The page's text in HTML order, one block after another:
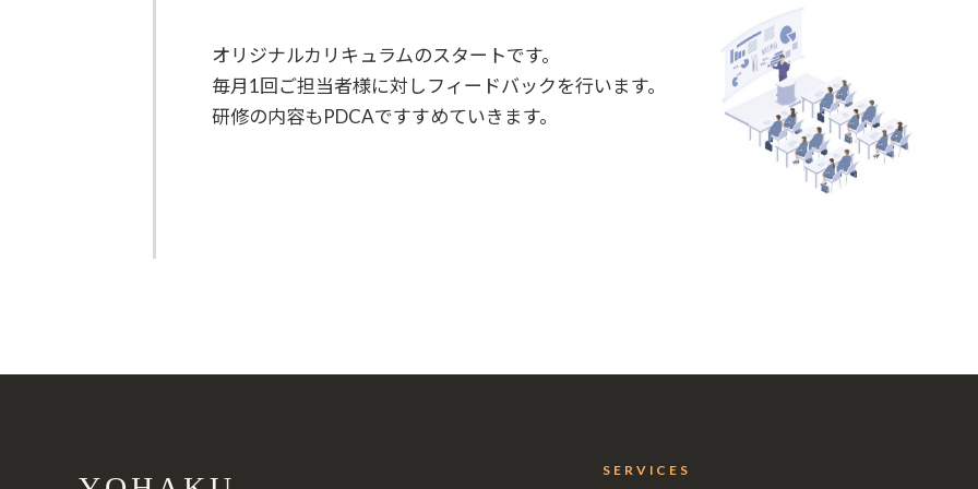
オリジナルカリキュラムのスタートです。
毎月1回ご担当者様に対しフィードバックを行います。
研修の内容もPDCAですすめていきます。
SERVICES